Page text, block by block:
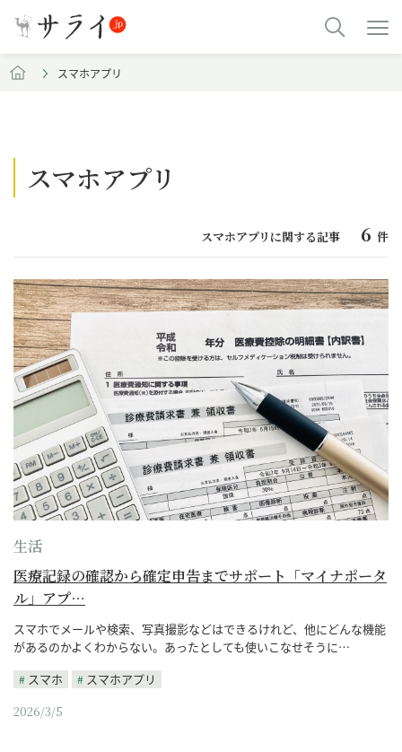
スマホアプリ
スマホアプリ
スマホアプリに関する記事 6 件
生活
医療記録の確認から確定申告までサポート「マイナポータ
ル」アプ…
スマホでメールや検索、写真撮影などはできるけれど、他にどんな機能
があるのかよくわからない。あったとしても使いこなせそうに…
スマホ
スマホアプリ
2026/3/5